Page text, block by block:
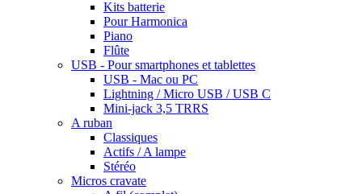
Kits batterie
Pour Harmonica
Piano
Flûte
USB - Pour smartphones et tablettes
USB - Mac ou PC
Lightning / Micro USB / USB C
Mini-jack 3,5 TRRS
A ruban
Classiques
Actifs / A lampe
Stéréo
Micros cravate